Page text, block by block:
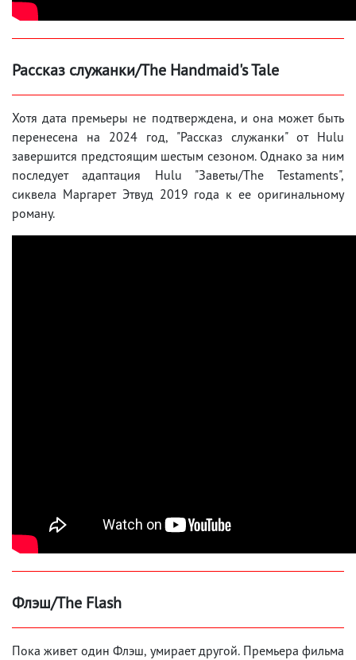
Рассказ служанки/The Handmaid's Tale
Хотя дата премьеры не подтверждена, и она может быть
перенесена на 2024 год, "Рассказ служанки" от Hulu
завершится предстоящим шестым сезоном. Однако за ним
последует адаптация Hulu "Заветы/The Testaments",
сиквела Маргарет Этвуд 2019 года к ее оригинальному
роману.
Флэш/The Flash
Пока живет один Флэш, умирает другой. Премьера фильма